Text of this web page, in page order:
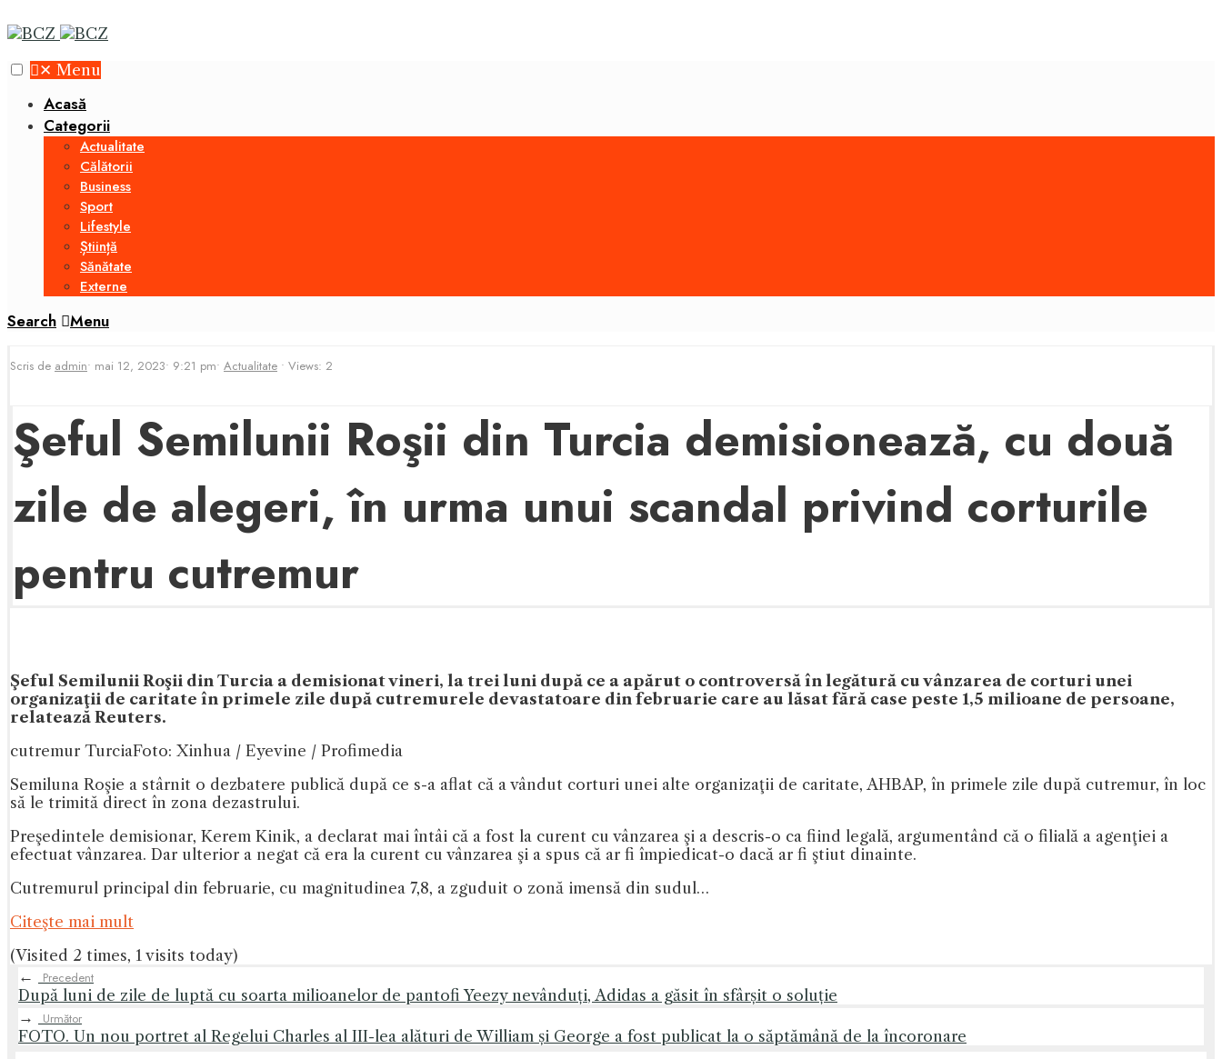
✕ Menu
Acasă
Categorii
Actualitate
Călătorii
Business
Sport
Lifestyle
Știință
Sănătate
Externe
Search Menu
Scris de admin• mai 12, 2023• 9:21 pm• Actualitate • Views: 2
Şeful Semilunii Roşii din Turcia demisionează, cu două
zile de alegeri, în urma unui scandal privind corturile
pentru cutremur
Şeful Semilunii Roşii din Turcia a demisionat vineri, la trei luni după ce a apărut o controversă în legătură cu vânzarea de corturi unei
organizaţii de caritate în primele zile după cutremurele devastatoare din februarie care au lăsat fără case peste 1,5 milioane de persoane,
relatează Reuters.
cutremur TurciaFoto: Xinhua / Eyevine / Profimedia
Semiluna Roşie a stârnit o dezbatere publică după ce s-a aflat că a vândut corturi unei alte organizaţii de caritate, AHBAP, în primele zile după cutremur, în loc
să le trimită direct în zona dezastrului.
Preşedintele demisionar, Kerem Kinik, a declarat mai întâi că a fost la curent cu vânzarea şi a descris-o ca fiind legală, argumentând că o filială a agenţiei a
efectuat vânzarea. Dar ulterior a negat că era la curent cu vânzarea şi a spus că ar fi împiedicat-o dacă ar fi ştiut dinainte.
Cutremurul principal din februarie, cu magnitudinea 7,8, a zguduit o zonă imensă din sudul…
Citeşte mai mult
(Visited 2 times, 1 visits today)
←
Precedent
După luni de zile de luptă cu soarta milioanelor de pantofi Yeezy nevânduți, Adidas a găsit în sfârșit o soluție
→
Următor
FOTO. Un nou portret al Regelui Charles al III-lea alături de William și George a fost publicat la o săptămână de la încoronare